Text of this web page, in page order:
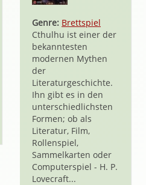
Genre: Brettspiel
Cthulhu ist einer der
bekanntesten
modernen Mythen
der
Literaturgeschichte.
Ihn gibt es in den
unterschiedlichsten
Formen; ob als
Literatur, Film,
Rollenspiel,
Sammelkarten oder
Computerspiel - H. P.
Lovecraft...